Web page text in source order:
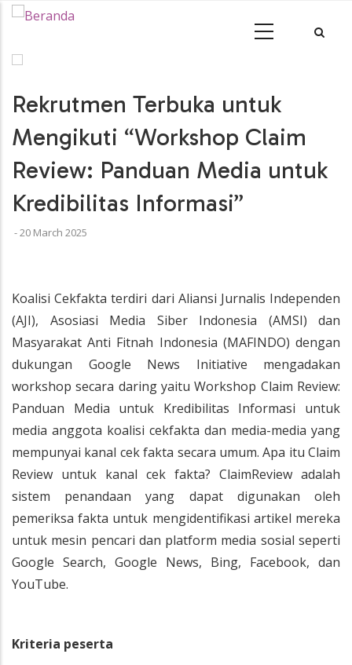
Rekrutmen Terbuka untuk
Mengikuti “Workshop Claim
Review: Panduan Media untuk
Kredibilitas Informasi”
-20 March 2025
Koalisi Cekfakta terdiri dari Aliansi Jurnalis Independen
(AJI), Asosiasi Media Siber Indonesia (AMSI) dan
Masyarakat Anti Fitnah Indonesia (MAFINDO) dengan
dukungan Google News Initiative mengadakan
workshop secara daring yaitu Workshop Claim Review:
Panduan Media untuk Kredibilitas Informasi untuk
media anggota koalisi cekfakta dan media-media yang
mempunyai kanal cek fakta secara umum. Apa itu Claim
Review untuk kanal cek fakta? ClaimReview adalah
sistem penandaan yang dapat digunakan oleh
pemeriksa fakta untuk mengidentifikasi artikel mereka
untuk mesin pencari dan platform media sosial seperti
Google Search, Google News, Bing, Facebook, dan
YouTube.
Kriteria peserta